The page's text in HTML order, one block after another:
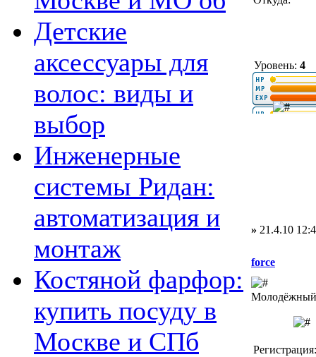
Детские
аксессуары для
волос: виды и
выбор
Инженерные
системы Ридан:
автоматизация и
монтаж
Костяной фарфор:
купить посуду в
Москве и СПб
Уровень: 4
» 21.4.10
force
Молодёжный
Регистрация: